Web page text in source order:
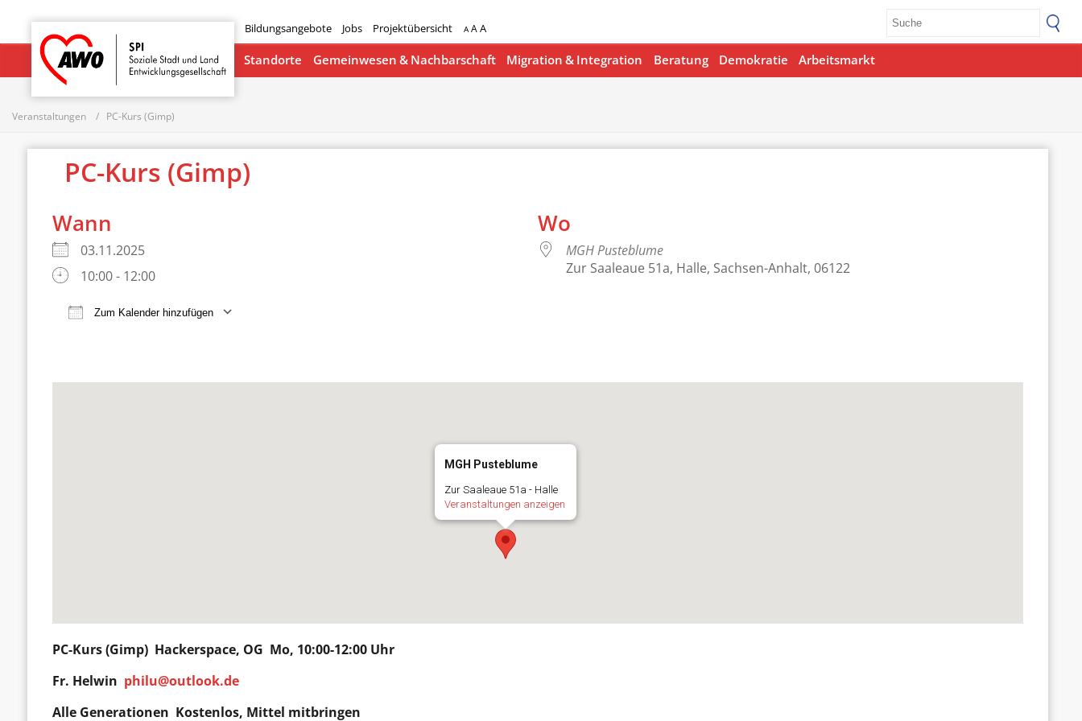
Bildungsangebote Jobs Projektübersicht A AA
Startseite
Standorte Gemeinwesen & Nachbarschaft Migration & Integration Beratung Demokratie Arbeitsmarkt
Veranstaltungen PC-Kurs (Gimp)
PC-Kurs (Gimp)
Wann
03.11.2025
10:00 - 12:00
Zum Kalender hinzufügen
Wo
MGH Pusteblume
Zur Saaleaue 51a, Halle, Sachsen-Anhalt, 06122
MGH Pusteblume
Zur Saaleaue 51a - Halle
Veranstaltungen anzeigen
PC-Kurs (Gimp) Hackerspace, OG Mo, 10:00-12:00 Uhr
Fr. Helwin philu@outlook.de
Alle Generationen Kostenlos, Mittel mitbringen